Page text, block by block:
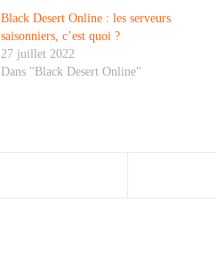
Black Desert Online : les serveurs
saisonniers, c’est quoi ?
27 juillet 2022
Dans "Black Desert Online"